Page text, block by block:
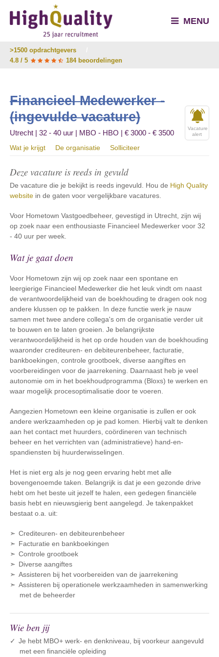
MENU
>1500 opdrachtgevers
4.8 / 5
184 beoordelingen
Financieel Medewerker -
(ingevulde vacature)
Vacature
alert
Utrecht | 32 - 40 uur | MBO - HBO | € 3000 - € 3500
Wat je krijgt De organisatie Solliciteer
Deze vacature is reeds in gevuld
De vacature die je bekijkt is reeds ingevuld. Hou de High Quality
website in de gaten voor vergelijkbare vacatures.
Voor Hometown Vastgoedbeheer, gevestigd in Utrecht, zijn wij
op zoek naar een enthousiaste Financieel Medewerker voor 32
- 40 uur per week.
Wat je gaat doen
Voor Hometown zijn wij op zoek naar een spontane en
leergierige Financieel Medewerker die het leuk vindt om naast
de verantwoordelijkheid van de boekhouding te dragen ook nog
andere klussen op te pakken. In deze functie werk je nauw
samen met twee andere collega's om de organisatie verder uit
te bouwen en te laten groeien. Je belangrijkste
verantwoordelijkheid is het op orde houden van de boekhouding
waaronder crediteuren- en debiteurenbeheer, facturatie,
bankboekingen, controle grootboek, diverse aangiftes en
voorbereidingen voor de jaarrekening. Daarnaast heb je veel
autonomie om in het boekhoudprogramma (Bloxs) te werken en
waar mogelijk procesoptimalisatie door te voeren.
Aangezien Hometown een kleine organisatie is zullen er ook
andere werkzaamheden op je pad komen. Hierbij valt te denken
aan het contact met huurders, coördineren van technisch
beheer en het verrichten van (administratieve) hand-en-
spandiensten bij huurderwisselingen.
Het is niet erg als je nog geen ervaring hebt met alle
bovengenoemde taken. Belangrijk is dat je een gezonde drive
hebt om het beste uit jezelf te halen, een gedegen financiële
basis hebt en nieuwsgierig bent aangelegd. Je takenpakket
bestaat o.a. uit:
Crediteuren- en debiteurenbeheer
Facturatie en bankboekingen
Controle grootboek
Diverse aangiftes
Assisteren bij het voorbereiden van de jaarrekening
Assisteren bij operationele werkzaamheden in samenwerking
met de beheerder
Wie ben jij
Je hebt MBO+ werk- en denkniveau, bij voorkeur aangevuld
met een financiële opleiding